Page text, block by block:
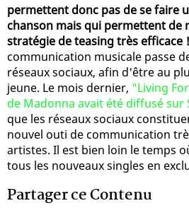
permettent donc pas de se faire
chanson mais qui permettent de
stratégie de teasing très efficace !
communication musicale passe
réseaux sociaux, afin d'être au
jeune. Le mois dernier, "Living
de Madonna avait été diffusé sur
que les réseaux sociaux
nouvel outi de communication
artistes. Il est bien loin le temps
tous les nouveaux singles en
Partager ce Contenu